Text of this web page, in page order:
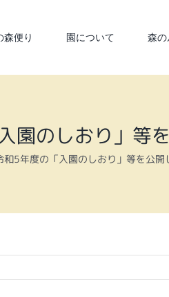
森便り 園について 森
園のしおり」等
和5年度の「入園のしおり」等を公開